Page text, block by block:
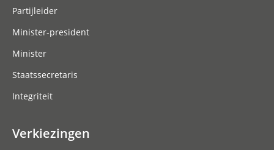
Partijleider
Minister-president
Minister
Staatssecretaris
Integriteit
Verkiezingen